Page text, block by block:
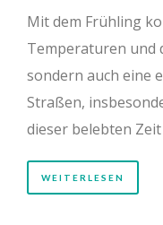
Mit dem Frühling
Temperaturen und
sondern auch eine
Straßen,
dieser belebten
WEITERLESEN